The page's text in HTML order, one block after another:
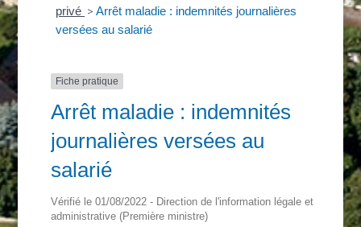
privé > Arrêt maladie : indemnités journalières
versées au salarié
Fiche pratique
Arrêt maladie : indemnités
journalières versées au
salarié
Vérifié le 01/08/2022 - Direction de l'information légale et
administrative (Première ministre)